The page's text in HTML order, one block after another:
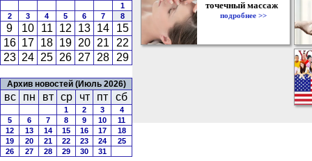
1
2
3 4 5 6 7 8
9 10 11 12 13 14
15
16 17 18 19 20 21
22
23 24 25 26 27 28 29
Архив новостей (Июль 2026)
вс пн вт ср чт пт сб
1 2 3
4
5
6 7 8 9 10
11
12
13 14 15 16 17
18
19
20 21 22 23 24
25
26
27 28 29 30 31
точечный массаж
подробнее >>